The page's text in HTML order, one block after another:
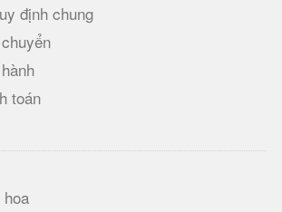
định chung
toán